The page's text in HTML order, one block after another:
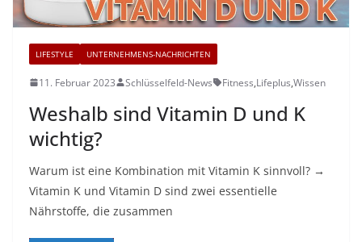
LIFESTYLE UNTERNEHMENS-NACHRICHTEN
11. Februar 2023 Schlüsselfeld-News Fitness,Lifeplus,Wissen
Weshalb sind Vitamin D und K
wichtig?
Warum ist eine Kombination mit Vitamin K sinnvoll? →
Vitamin K und Vitamin D sind zwei essentielle
Nährstoffe, die zusammen